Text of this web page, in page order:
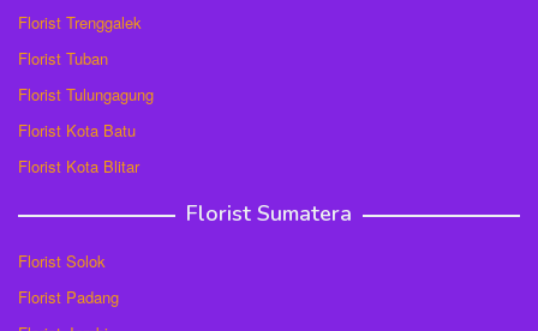
Florist Trenggalek
Florist Tuban
Florist Tulungagung
Florist Kota Batu
Florist Kota Blitar
Florist Sumatera
Florist Solok
Florist Padang